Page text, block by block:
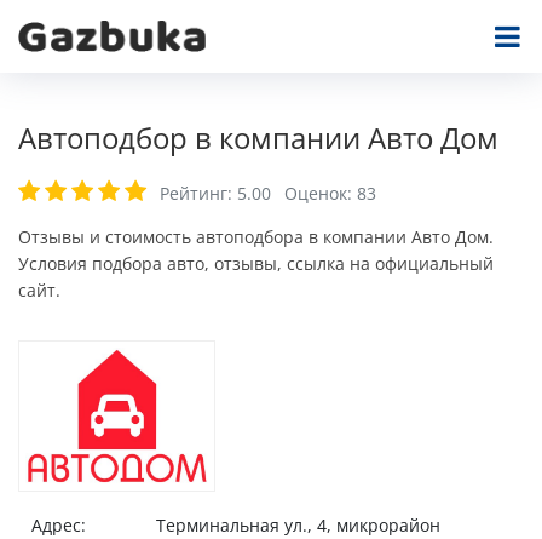
Автоподбор в компании Авто Дом
Рейтинг: 5.00 Оценок: 83
Отзывы и стоимость автоподбора в компании Авто Дом.
Условия подбора авто, отзывы, ссылка на официальный
сайт.
Адрес:
Терминальная ул., 4, микрорайон